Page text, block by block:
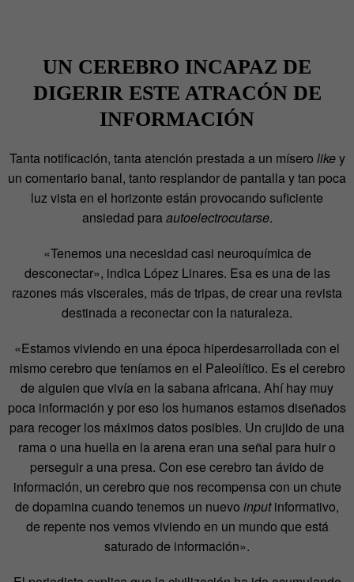
UN CEREBRO INCAPAZ DE
DIGERIR ESTE ATRACÓN DE
INFORMACIÓN
Tanta notificación, tanta atención prestada a un mísero likey
un comentario banal, tanto resplandor de pantalla y tan poca
luz vista en el horizonte están provocando suficiente
ansiedad paraautoelectrocutarse.
«Tenemos una necesidad casi neuroquímica de
desconectar», indica López Linares. Esa es una de las
razones más viscerales, más de tripas, de crear una revista
destinada a reconectar con la naturaleza.
«Estamos viviendo en una época hiperdesarrollada con el
mismo cerebro que teníamos en el Paleolítico. Es el cerebro
de alguien que vivía en la sabana africana. Ahí hay muy
poca información y por eso los humanos estamos diseñados
para recoger los máximos datos posibles. Un crujido de una
rama o una huella en la arena eran una señal para huir o
perseguir a una presa. Con ese cerebro tan ávido de
información, un cerebro que nos recompensa con un chute
de dopamina cuando tenemos un nuevo inputinformativo,
de repente nos vemos viviendo en un mundo que está
saturado de información».